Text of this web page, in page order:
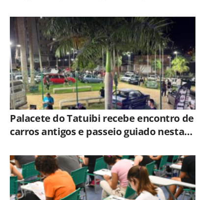
Palacete do Tatuibi recebe encontro de
carros antigos e passeio guiado nesta